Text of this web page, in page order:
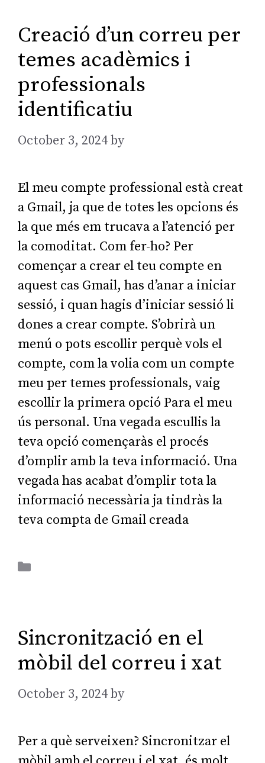
Creació d’un correu per
temes acadèmics i
professionals
identificatiu
October 3, 2024by
El meu compte professional està creat
a Gmail, ja que de totes les opcions és
la que més em trucava a l’atenció per
la comoditat. Com fer-ho? Per
començar a crear el teu compte en
aquest cas Gmail, has d’anar a iniciar
sessió, i quan hagis d’iniciar sessió li
dones a crear compte. S’obrirà un
menú o pots escollir perquè vols el
compte, com la volia com un compte
meu per temes professionals, vaig
escollir la primera opció Para el meu
ús personal. Una vegada escullis la
teva opció començaràs el procés
d’omplir amb la teva informació. Una
vegada has acabat d’omplir tota la
informació necessària ja tindràs la
teva compta de Gmail creada
Sincronització en el
mòbil del correu i xat
October 3, 2024by
Per a què serveixen? Sincronitzar el